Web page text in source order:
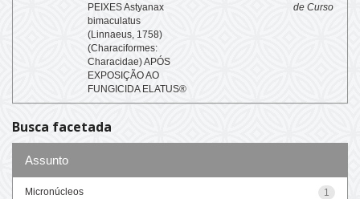
PEIXES Astyanax
bimaculatus
(Linnaeus, 1758)
(Characiformes:
Characidae) APÓS
EXPOSIÇÃO AO
FUNGICIDA ELATUS®
de Curso
Busca facetada
Assunto
1
Micronúcleos